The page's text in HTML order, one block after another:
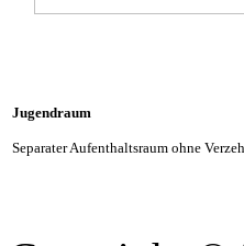
Jugendraum
Separater Aufenthaltsraum ohne